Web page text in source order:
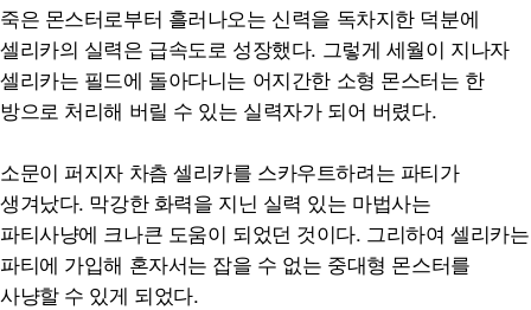
죽은 몬스터로부터 흘러나오는 신력을 독차지한 덕분에
셀리카의 실력은 급속도로 성장했다. 그렇게 세월이 지나자
셀리카는 필드에 돌아다니는 어지간한 소형 몬스터는 한
방으로 처리해 버릴 수 있는 실력자가 되어 버렸다.
소문이 퍼지자 차츰 셀리카를 스카우트하려는 파티가
생겨났다. 막강한 화력을 지닌 실력 있는 마법사는
파티사냥에 크나큰 도움이 되었던 것이다. 그리하여 셀리카는
파티에 가입해 혼자서는 잡을 수 없는 중대형 몬스터를
사냥할 수 있게 되었다.